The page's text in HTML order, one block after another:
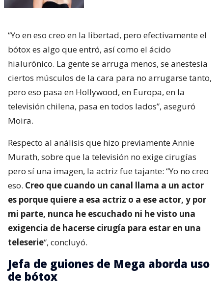
“Yo en eso creo en la libertad, pero efectivamente el
bótox es algo que entró, así como el ácido
hialurónico. La gente se arruga menos, se anestesia
ciertos músculos de la cara para no arrugarse tanto,
pero eso pasa en Hollywood, en Europa, en la
televisión chilena, pasa en todos lados”, aseguró
Moira.
Respecto al análisis que hizo previamente Annie
Murath, sobre que la televisión no exige cirugías
pero sí una imagen, la actriz fue tajante: “Yo no creo
eso. Creo que cuando un canal llama a un actor
es porque quiere a esa actriz o a ese actor, y por
mi parte, nunca he escuchado ni he visto una
exigencia de hacerse cirugía para estar en una
teleserie“, concluyó.
Jefa de guiones de Mega aborda uso
de bótox